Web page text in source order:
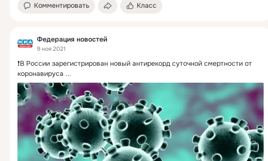
Комментировать Класс
Федерация новостей
9 ноя 2021
❗В России зарегистрирован новый антирекорд суточной смертности от
коронавируса ...